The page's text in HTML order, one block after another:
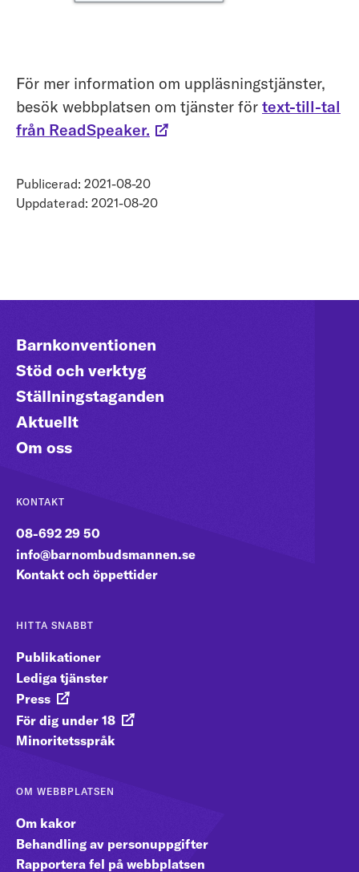
För mer information om uppläsningstjänster,
besök webbplatsen om tjänster för text-till-tal
från ReadSpeaker.
Publicerad: 2021-08-20
Uppdaterad: 2021-08-20
Barnkonventionen
Stöd och verktyg
Ställningstaganden
Aktuellt
Om oss
KONTAKT
08-692 29 50
info@barnombudsmannen.se
Kontakt och öppettider
HITTA SNABBT
Publikationer
Lediga tjänster
Press
För dig under 18
Minoritetsspråk
OM WEBBPLATSEN
Om kakor
Behandling av personuppgifter
Rapportera fel på webbplatsen